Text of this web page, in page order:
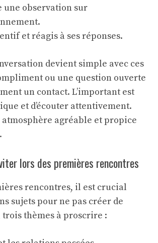
une observation sur
et réagis à ses réponses.
devient simple avec ces
ou une question ouverte
un contact. L’important est
et d’écouter attentivement.
atmosphère agréable et propice
lors des premières rencontres
rencontres, il est crucial
sujets pour ne pas créer de
thèmes à proscrire :